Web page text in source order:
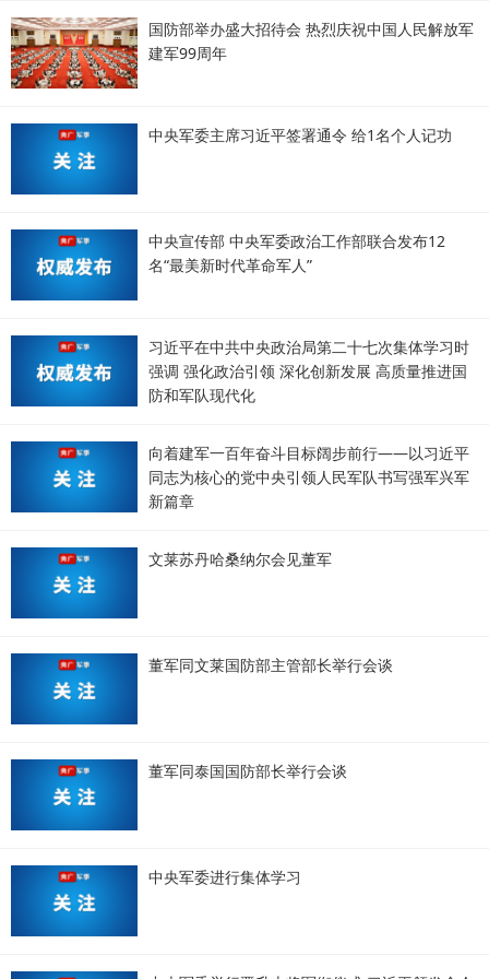
国防部举办盛大招待会 热烈庆祝中国人民解放军
建军99周年
中央军委主席习近平签署通令 给1名个人记功
中央宣传部 中央军委政治工作部联合发布12
名“最美新时代革命军人”
习近平在中共中央政治局第二十七次集体学习时
强调 强化政治引领 深化创新发展 高质量推进国
防和军队现代化
向着建军一百年奋斗目标阔步前行——以习近平
同志为核心的党中央引领人民军队书写强军兴军
新篇章
文莱苏丹哈桑纳尔会见董军
董军同文莱国防部主管部长举行会谈
董军同泰国国防部长举行会谈
中央军委进行集体学习